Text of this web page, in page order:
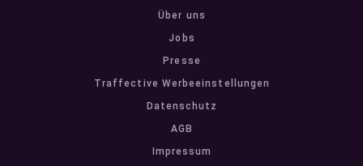
Über uns
Jobs
Presse
Traffective Werbeeinstellungen
Datenschutz
AGB
Impressum